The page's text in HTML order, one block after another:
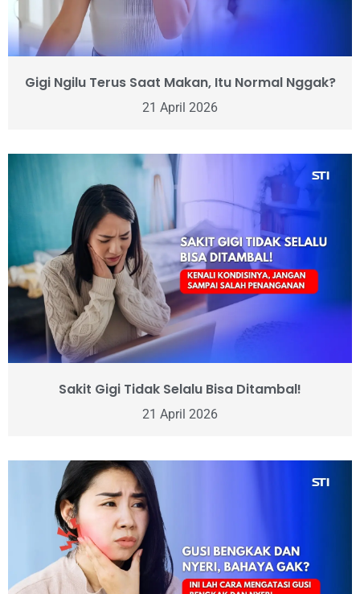
Gigi Ngilu Terus Saat Makan, Itu Normal Nggak?
21 April 2026
Sakit Gigi Tidak Selalu Bisa Ditambal!
21 April 2026